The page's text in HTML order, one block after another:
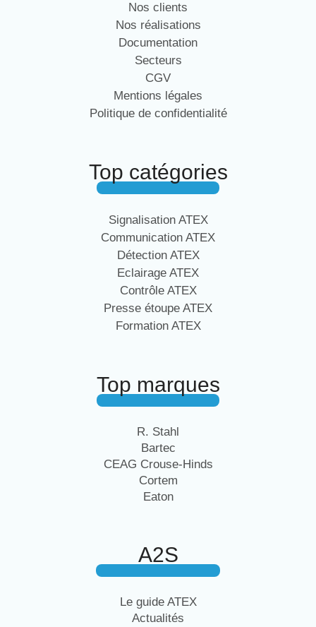
Nos clients
Nos réalisations
Documentation
Secteurs
CGV
Mentions légales
Politique de confidentialité
Top catégories
Signalisation ATEX
Communication ATEX
Détection ATEX
Eclairage ATEX
Contrôle ATEX
Presse étoupe ATEX
Formation ATEX
Top marques
R. Stahl
Bartec
CEAG Crouse-Hinds
Cortem
Eaton
A2S
Le guide ATEX
Actualités